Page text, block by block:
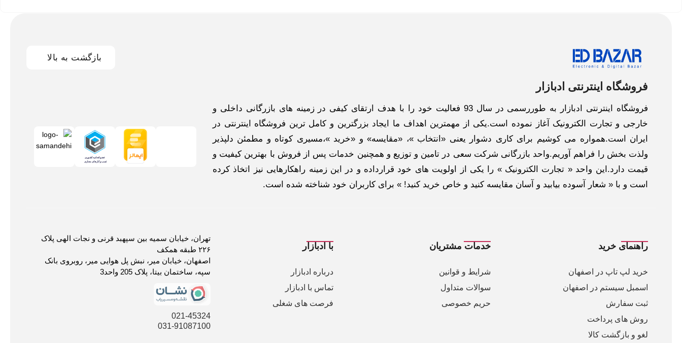
بازگشت به بالا
فروشگاه اینترنتی ادبازار
فروشگاه اینترنتی ادبازار به طوررسمی در سال 93 فعالیت خود را با هدف ارتقای کیفی در زمینه های بازرگانی داخلی و
خارجی و تجارت الکترونیک آغاز نموده است.یکی از مهمترین اهداف ما ایجاد بزرگترین و کامل ترین فروشگاه اینترنتی در
ایران است.همواره می کوشیم برای کاری دشوار یعنی «انتخاب »، «مقایسه» و «خرید »،مسیری کوتاه و مطمئن دلپذیر
ولذت بخش را فراهم آوریم.واحد بازرگانی شرکت سعی در تامین و توزیع و همچنین خدمات پس از فروش با بهترین کیفیت و
قیمت دارد.این واحد « تجارت الکترونیک » را یکی از اولویت های خود قرارداده و در این زمینه راهکارهایی نیز اتخاذ کرده
است و با « شعار آسوده بیابید و آسان مقایسه کنید و خاص خرید کنید! » برای کاربران خود شناخته شده است.
راهنمای خرید
خرید لپ تاپ در اصفهان
اسمبل سیستم در اصفهان
ثبت سفارش
روش های پرداخت
لغو و بازگشت کالا
خدمات مشتریان
شرایط و قوانین
سوالات متداول
حریم خصوصی
با ادبازار
درباره ادبازار
تماس با ادبازار
فرصت های شغلی
تهران، خیابان سمیه بین سپهبد قرنی و نجات الهی پلاک
۲۲۶ طبقه همکف
اصفهان، خیابان میر، نبش پل هوایی میر، روبروی بانک
سپه، ساختمان بیتا، پلاک 205 واحد3
021-45324
031-91087100